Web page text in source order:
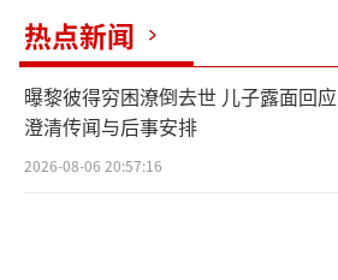
热点新闻
曝黎彼得穷困潦倒去世 儿子露面回应
澄清传闻与后事安排
2026-08-06 20:57:16